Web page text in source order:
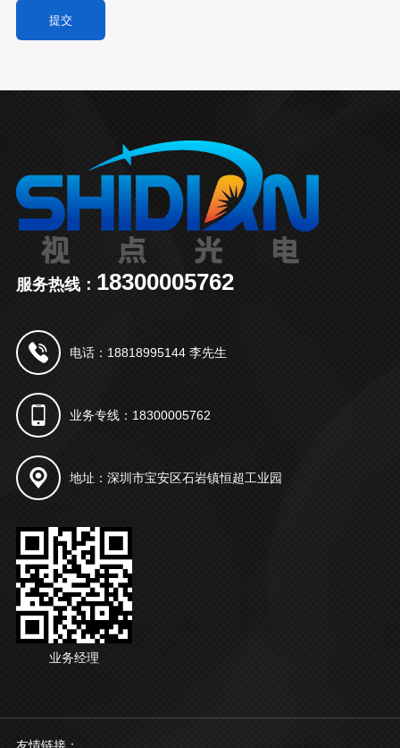
服务热线： 18300005762
电话：18818995144 李先生
业务专线：18300005762
地址：深圳市宝安区石岩镇恒超工业园
业务经理